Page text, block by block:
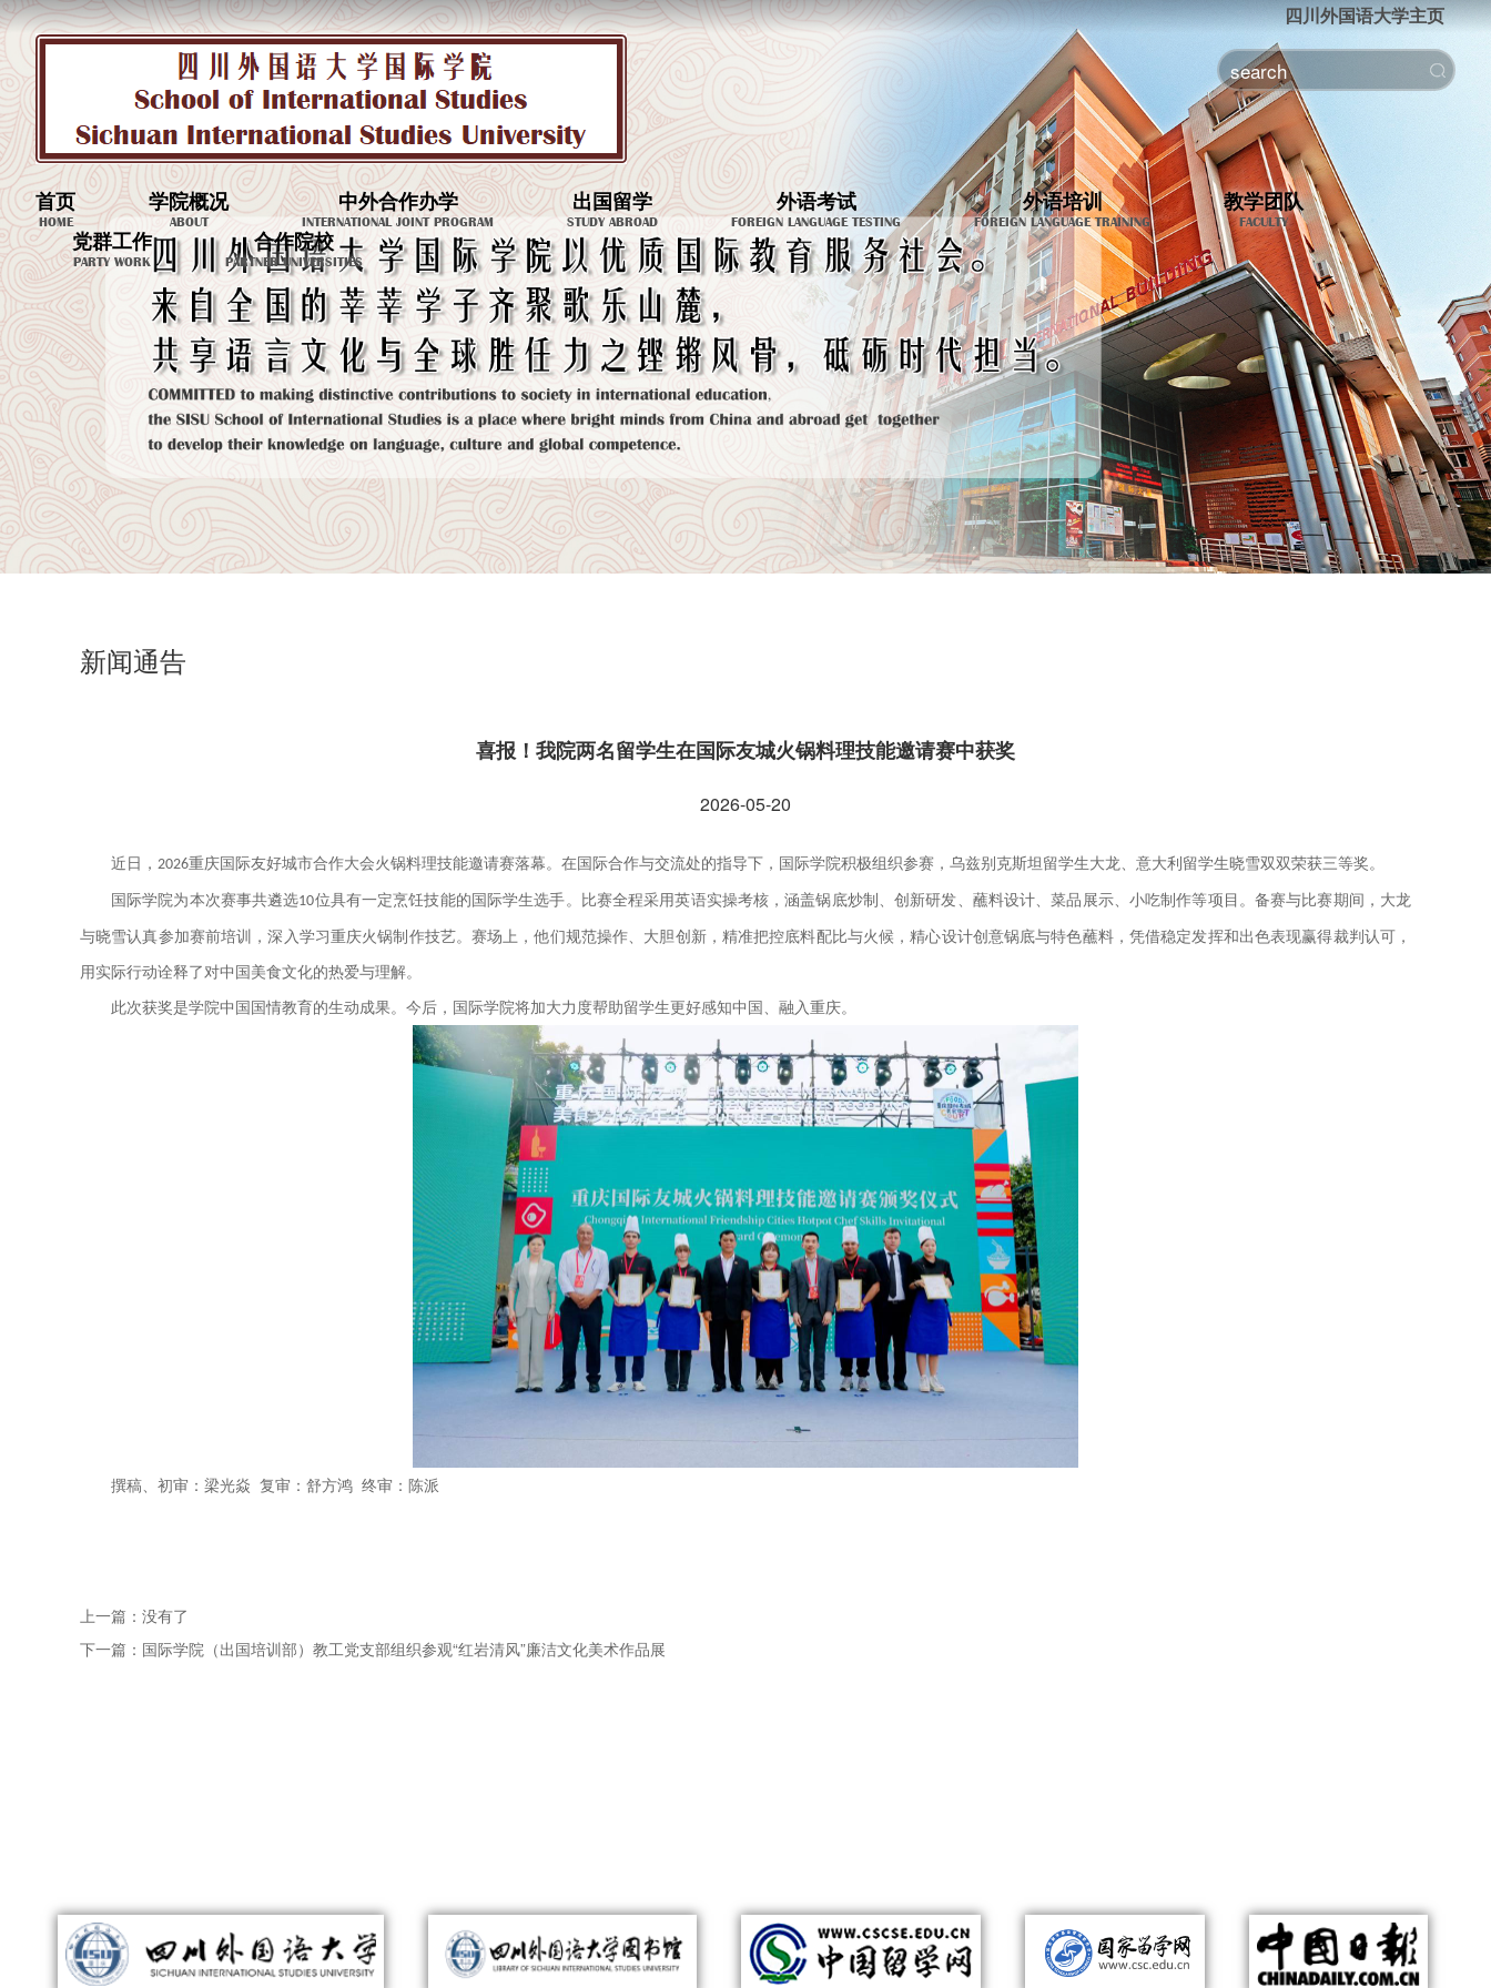
四川外国语大学主页
首页
HOME
学院概况
ABOUT
中外合作办学
INTERNATIONAL JOINT PROGRAM
出国留学
STUDY ABROAD
外语考试
FOREIGN LANGUAGE TESTING
外语培训
FOREIGN LANGUAGE TRAINING
教学团队
FACULTY
党群工作
PARTY WORK
合作院校
PARTNER UNIVERSITIES
新闻通告
喜报！我院两名留学生在国际友城火锅料理技能邀请赛中获奖
2026-05-20
近日， 2026重庆国际友好城市合作大会火锅料理技能邀请赛落幕。在国际合作与交流处的指导下，国际学院积极组织参赛，乌兹别克斯坦留学生大龙、意大利留学生晓雪双双荣获三等奖。
国际学院为本次赛事共遴选10位具有一定烹饪技能的国际学生选手。比赛全程采用英语实操考核，涵盖锅底炒制、创新研发、蘸料设计、菜品展示、小吃制作等项目。备赛与比赛期间，大龙
与晓雪认真参加赛前培训，深入学习重庆火锅制作技艺。赛场上，他们规范操作、大胆创新，精准把控底料配比与火候，精心设计创意锅底与特色蘸料，凭借稳定发挥和出色表现赢得裁判认可，
用实际行动诠释了对中国美食文化的热爱与理解。
此次获奖是学院中国国情教育的生动成果。今后，国际学院将加大力度帮助留学生更好感知中国、融入重庆。
撰稿、初审：梁光焱 复审：舒方鸿 终审：陈派
上一篇： 没有了
下一篇： 国际学院（出国培训部）教工党支部组织参观“红岩清风”廉洁文化美术作品展